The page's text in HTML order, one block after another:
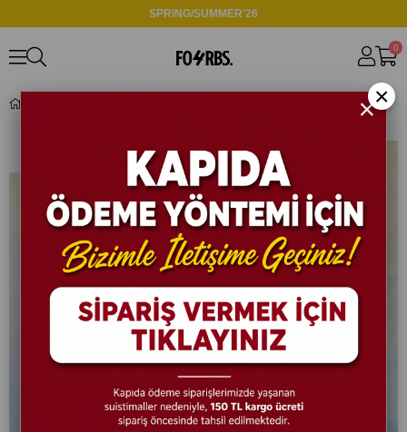
SPRING/SUMMER'26
0
×